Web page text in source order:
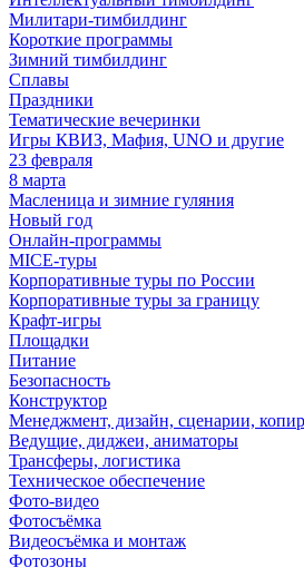
Милитари-тимбилдинг
Короткие программы
Зимний тимбилдинг
Сплавы
Праздники
Тематические вечеринки
Игры КВИЗ, Мафия, UNO и другие
23 февраля
8 марта
Масленица и зимние гуляния
Новый год
Онлайн-программы
MICE‑туры
Корпоративные туры по России
Корпоративные туры за границу
Крафт-игры
Площадки
Питание
Безопасность
Конструктор
Менеджмент, дизайн, сценарии,
Ведущие, диджеи, аниматоры
Трансферы, логистика
Техническое обеспечение
Фото-видео
Фотосъёмка
Видеосъёмка и монтаж
Фотозоны